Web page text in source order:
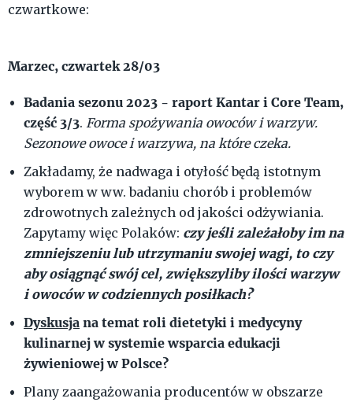
czwartkowe:
Marzec, czwartek 28/03
Badania sezonu 2023 - raport Kantar i Core Team,
część 3/3. Forma spożywania owoców i warzyw.
Sezonowe owoce i warzywa, na które czeka.
Zakładamy, że nadwaga i otyłość będą istotnym
wyborem w ww. badaniu chorób i problemów
zdrowotnych zależnych od jakości odżywiania.
Zapytamy więc Polaków: czy jeśli zależałoby im na
zmniejszeniu lub utrzymaniu swojej wagi, to czy
aby osiągnąć swój cel, zwiększyliby ilości warzyw
i owoców w codziennych posiłkach?
Dyskusja na temat roli dietetyki i medycyny
kulinarnej w systemie wsparcia edukacji
żywieniowej w Polsce?
Plany zaangażowania producentów w obszarze